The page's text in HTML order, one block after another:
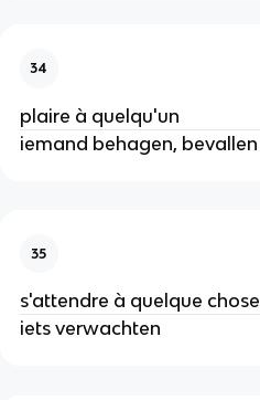
34
plaire à quelqu'un
iemand behagen, bevallen
35
s'attendre à quelque chose
iets verwachten